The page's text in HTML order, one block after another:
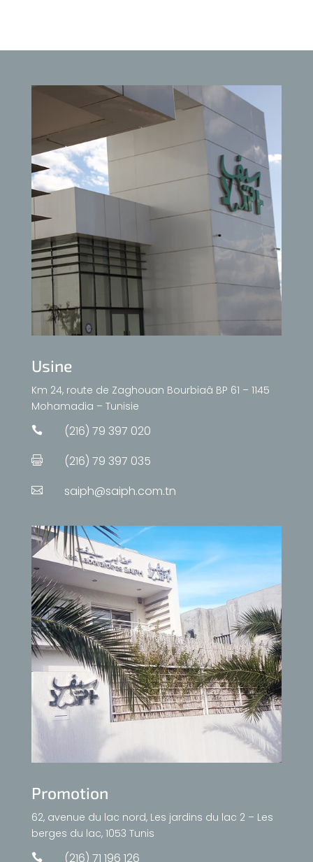
Usine
Km 24, route de Zaghouan Bourbiaâ BP 61 – 1145
Mohamadia – Tunisie
 (216) 79 397 020
 (216) 79 397 035
 saiph@saiph.com.tn
Promotion
62, avenue du lac nord, Les jardins du lac 2 – Les
berges du lac, 1053 Tunis
 (216) 71 196 126